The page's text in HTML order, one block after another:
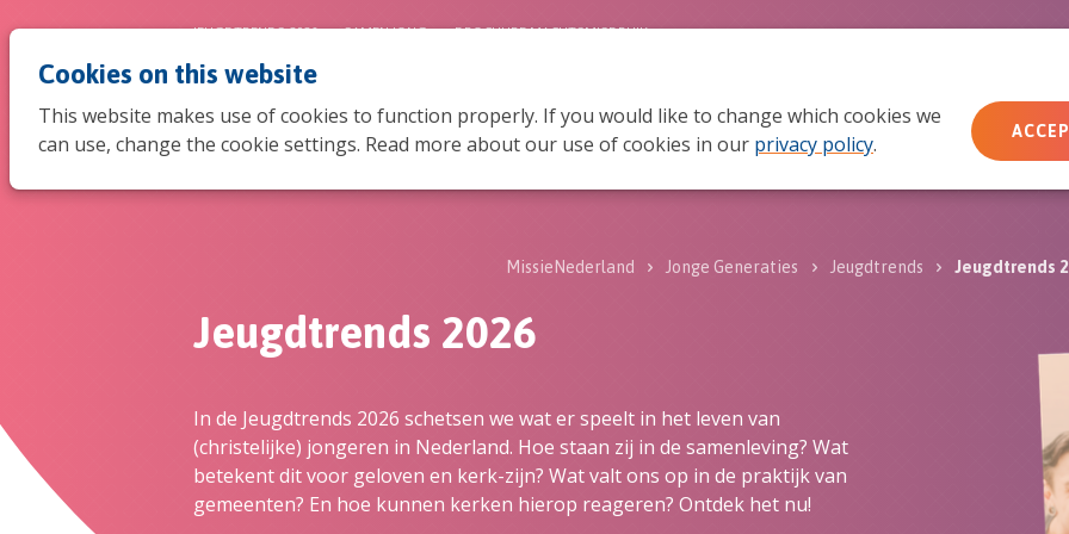
Cookies on this website
This website makes use of cookies to function properly. If you would like to change which cookies we
can use, change the cookie settings. Read more about our use of cookies in our privacy policy.
Wie wij zijn Wat we doen Doe mee
JEUGDTRENDS 2026 SAMEN JONG BROCHURE MACHTSMISBRUIK
MissieNederland Jonge Generaties Jeugdtrends Jeugdtrends
Jeugdtrends 2026
In de Jeugdtrends 2026 schetsen we wat er speelt in het leven van
(christelijke) jongeren in Nederland. Hoe staan zij in de samenleving? Wat
betekent dit voor geloven en kerk-zijn? Wat valt ons op in de praktijk van
gemeenten? En hoe kunnen kerken hierop reageren? Ontdek het nu!